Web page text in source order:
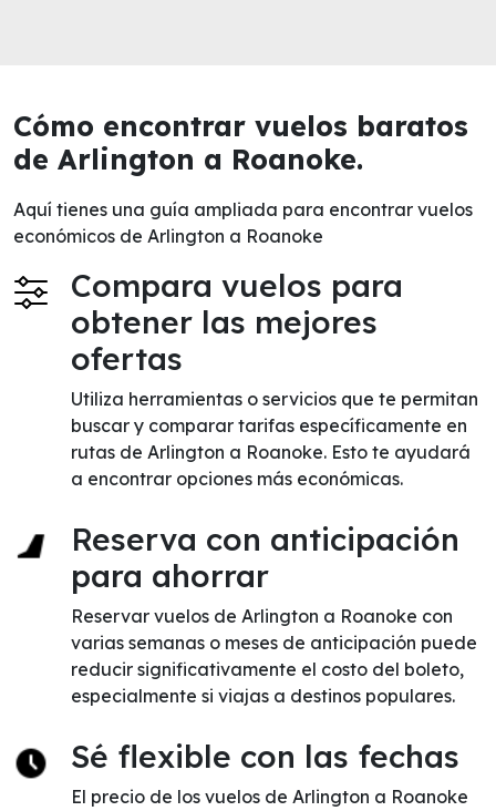
Cómo encontrar vuelos baratos
de Arlington a Roanoke.
Aquí tienes una guía ampliada para encontrar vuelos
económicos de Arlington a Roanoke
Compara vuelos para
obtener las mejores
ofertas
Utiliza herramientas o servicios que te permitan
buscar y comparar tarifas específicamente en
rutas de Arlington a Roanoke. Esto te ayudará
a encontrar opciones más económicas.
Reserva con anticipación
para ahorrar
Reservar vuelos de Arlington a Roanoke con
varias semanas o meses de anticipación puede
reducir significativamente el costo del boleto,
especialmente si viajas a destinos populares.
Sé flexible con las fechas
El precio de los vuelos de Arlington a Roanoke